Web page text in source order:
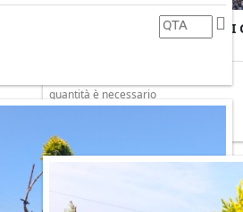
CUPRESSOCYPARIS
quantità è necessario
autenticarsi ed essere